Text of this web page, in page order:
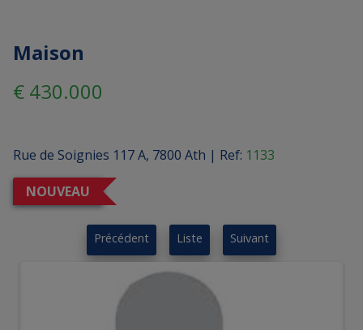
Maison
€ 430.000
Rue de Soignies 117 A, 7800 Ath | Ref: 1133
NOUVEAU
Précédent Liste Suivant